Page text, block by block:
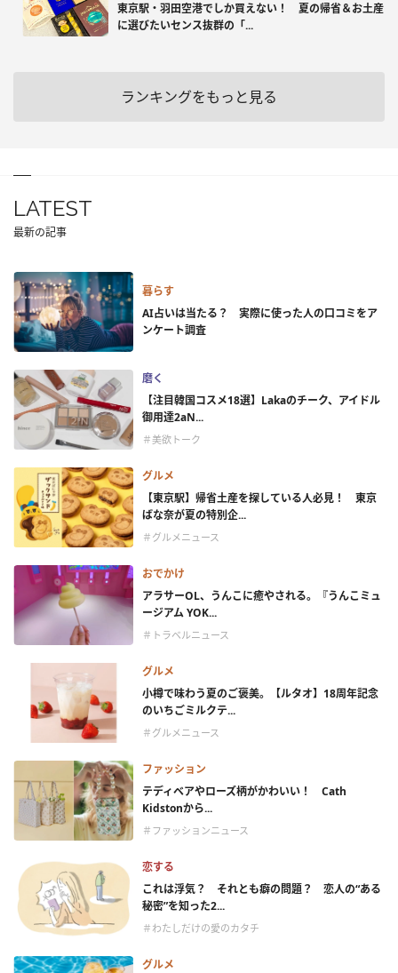
東京駅・羽田空港でしか買えない！ 夏の帰省＆お土産
に選びたいセンス抜群の「...
ランキングをもっと見る
LATEST
最新の記事
暮らす
AI占いは当たる？ 実際に使った人の口コミをア
ンケート調査
磨く
【注目韓国コスメ18選】Lakaのチーク、アイドル
御用達2aN...
＃美欲トーク
グルメ
【東京駅】帰省土産を探している人必見！ 東京
ばな奈が夏の特別企...
＃グルメニュース
おでかけ
アラサーOL、うんこに癒やされる。『うんこミュ
ージアム YOK...
＃トラベルニュース
グルメ
小樽で味わう夏のご褒美。【ルタオ】18周年記念
のいちごミルクテ...
＃グルメニュース
ファッション
テディベアやローズ柄がかわいい！ Cath
Kidstonから...
＃ファッションニュース
恋する
これは浮気？ それとも癖の問題？ 恋人の“ある
秘密”を知った2...
＃わたしだけの愛のカタチ
グルメ